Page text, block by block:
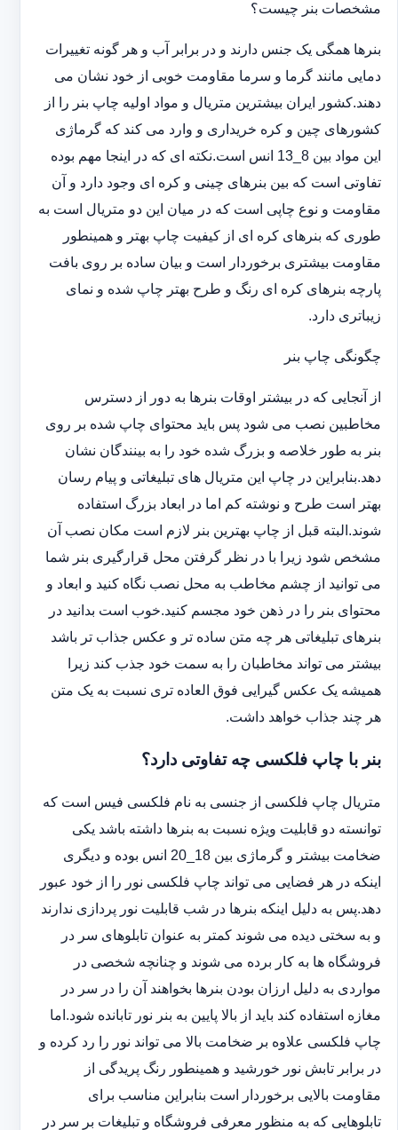
مشخصات بنر چیست؟
بنرها همگی یک جنس دارند و در برابر آب و هر گونه تغییرات
دمایی مانند گرما و سرما مقاومت خوبی از خود نشان می
دهند.کشور ایران بیشترین متریال و مواد اولیه چاپ بنر را از
کشورهای چین و کره خریداری و وارد می کند که گرماژی
این مواد بین 8_13 انس است.نکته ای که در اینجا مهم بوده
تفاوتی است که بین بنرهای چینی و کره ای وجود دارد و آن
مقاومت و نوع چاپی است که در میان این دو متریال است به
طوری که بنرهای کره ای از کیفیت چاپ بهتر و همینطور
مقاومت بیشتری برخوردار است و بیان ساده بر روی بافت
پارچه بنرهای کره ای رنگ و طرح بهتر چاپ شده و نمای
زیباتری دارد.
چگونگی چاپ بنر
از آنجایی که در بیشتر اوقات بنرها به دور از دسترس
مخاطبین نصب می شود پس باید محتوای چاپ شده بر روی
بنر به طور خلاصه و بزرگ شده خود را به بینندگان نشان
دهد.بنابراین در چاپ این متریال های تبلیغاتی و پیام رسان
بهتر است طرح و نوشته کم اما در ابعاد بزرگ استفاده
شوند.البته قبل از چاپ بهترین بنر لازم است مکان نصب آن
مشخص شود زیرا با در نظر گرفتن محل قرارگیری بنر شما
می توانید از چشم مخاطب به محل نصب نگاه کنید و ابعاد و
محتوای بنر را در ذهن خود مجسم کنید.خوب است بدانید در
بنرهای تبلیغاتی هر چه متن ساده تر و عکس جذاب تر باشد
بیشتر می تواند مخاطبان را به سمت خود جذب کند زیرا
همیشه یک عکس گیرایی فوق العاده تری نسبت به یک متن
هر چند جذاب خواهد داشت.
بنر با چاپ فلکسی چه تفاوتی دارد؟
متریال چاپ فلکسی از جنسی به نام فلکسی فیس است که
توانسته دو قابلیت ویژه نسبت به بنرها داشته باشد یکی
ضخامت بیشتر و گرماژی بین 18_20 انس بوده و دیگری
اینکه در هر فضایی می تواند چاپ فلکسی نور را از خود عبور
دهد.پس به دلیل اینکه بنرها در شب قابلیت نور پردازی ندارند
و به سختی دیده می شوند کمتر به عنوان تابلوهای سر در
فروشگاه ها به کار برده می شوند و چنانچه شخصی در
مواردی به دلیل ارزان بودن بنرها بخواهند آن را در سر در
مغازه استفاده کند باید از بالا پایین به بنر نور تابانده شود.اما
چاپ فلکسی علاوه بر ضخامت بالا می تواند نور را رد کرده و
در برابر تابش نور خورشید و همینطور رنگ پریدگی از
مقاومت بالایی برخوردار است بنابراین مناسب برای
تابلوهایی که به منظور معرفی فروشگاه و تبلیغات بر سر در